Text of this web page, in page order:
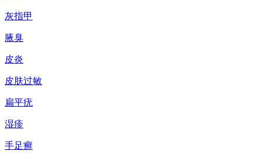
灰指甲
腋臭
皮炎
皮肤过敏
扁平疣
湿疹
手足癣